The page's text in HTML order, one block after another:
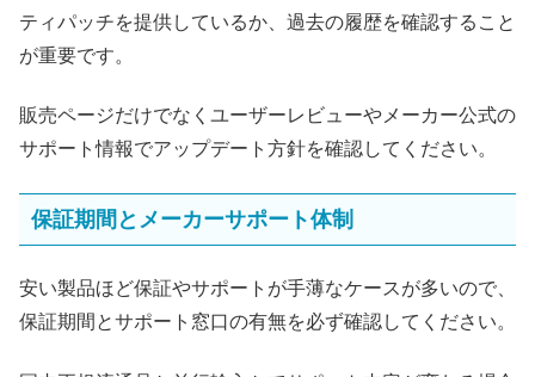
ティパッチを提供しているか、過去の履歴を確認すること
が重要です。
販売ページだけでなくユーザーレビューやメーカー公式の
サポート情報でアップデート方針を確認してください。
保証期間とメーカーサポート体制
安い製品ほど保証やサポートが手薄なケースが多いので、
保証期間とサポート窓口の有無を必ず確認してください。